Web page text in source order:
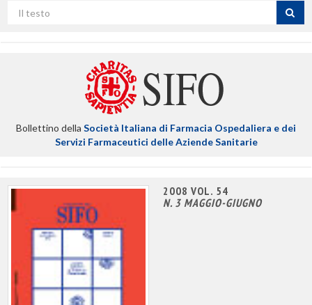
per
Bollettino della Società Italiana di Farmacia Ospedaliera e dei
Servizi Farmaceutici delle Aziende Sanitarie
2008 VOL. 54
N. 3 MAGGIO-GIUGNO